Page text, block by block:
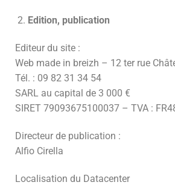
Edition, publication
Editeur du site :
Web made in breizh – 12 ter rue
Tél. : 09 82 31 34 54
SARL au capital de 3 000 €
SIRET 79093675100037 – TVA :
Directeur de publication :
Alfio Cirella
Localisation du Datacenter